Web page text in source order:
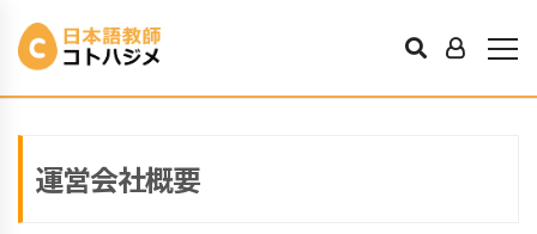
会社概要
Hajime
運営会社概要